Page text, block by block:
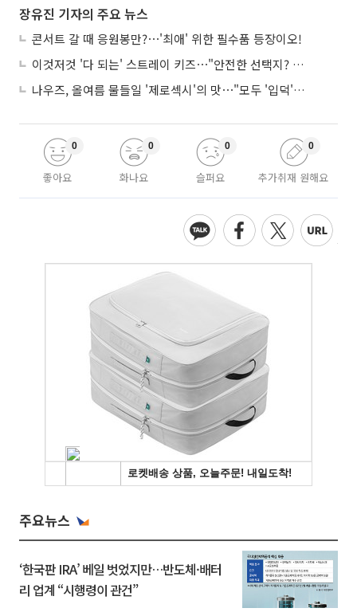
장유진 기자의 주요 뉴스
콘서트 갈 때 응원봉만?⋯'최애' 위한 필수품 등장이오!
이것저것 '다 되는' 스트레이 키즈⋯"안전한 선택지? 도전이 재밌죠"
나우즈, 올여름 물들일 '제로섹시'의 맛⋯"모두 '입덕'시킬 것"
좋아요
0
화나요
0
슬퍼요
0
추가취재 원해요
0
주요뉴스
‘한국판 IRA’ 베일 벗었지만…반도체·배터
리 업계 “시행령이 관건”